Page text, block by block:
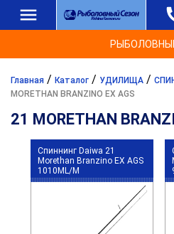
Главная / Каталог / УДИЛИЩА /
MORETHAN BRANZINO EX AGS
21 MORETHAN
Спиннинг Daiwa 21
Morethan Branzino EX AGS
1010ML/M